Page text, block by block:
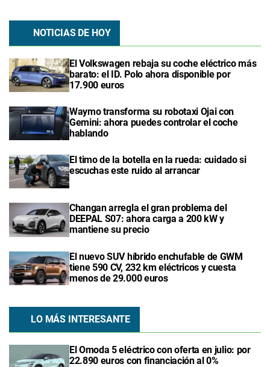
NOTICIAS DE HOY
El Volkswagen rebaja su coche eléctrico más
barato: el ID. Polo ahora disponible por
17.900 euros
Waymo transforma su robotaxi Ojai con
Gemini: ahora puedes controlar el coche
hablando
El timo de la botella en la rueda: cuidado si
escuchas este ruido al arrancar
Changan arregla el gran problema del
DEEPAL S07: ahora carga a 200 kW y
mantiene su precio
El nuevo SUV híbrido enchufable de GWM
tiene 590 CV, 232 km eléctricos y cuesta
menos de 29.000 euros
LO MÁS INTERESANTE
El Omoda 5 eléctrico con oferta en julio: por
22.890 euros con financiación al 0%